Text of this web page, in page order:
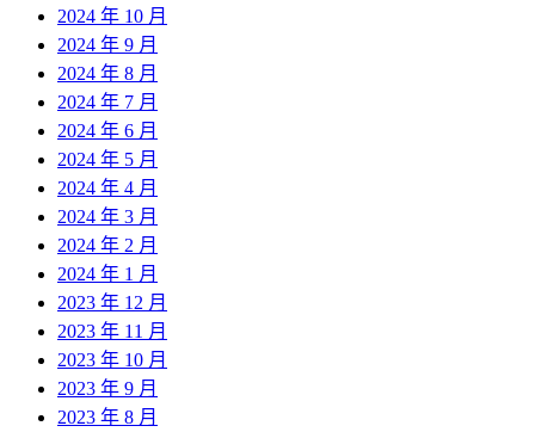
2024 年 10 月
2024 年 9 月
2024 年 8 月
2024 年 7 月
2024 年 6 月
2024 年 5 月
2024 年 4 月
2024 年 3 月
2024 年 2 月
2024 年 1 月
2023 年 12 月
2023 年 11 月
2023 年 10 月
2023 年 9 月
2023 年 8 月